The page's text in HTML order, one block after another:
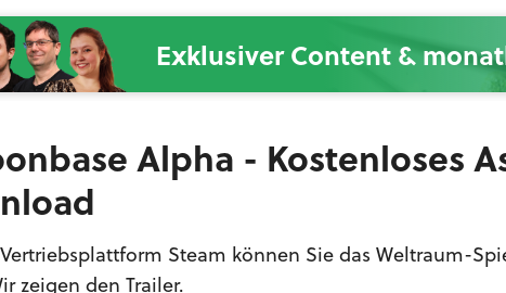
Exklusiver Content &
Alpha - Kostenloses
Steam können Sie das Weltraum-
zeigen den Trailer.